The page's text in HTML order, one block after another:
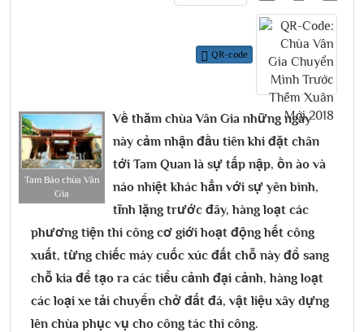
QR-code
Tam Bảo chùa Vân
Gia
Về thăm chùa Vân Gia những ngày
này cảm nhận đầu tiên khi đặt chân
tới Tam Quan là sự tấp nập, ồn ào và
náo nhiệt khác hẳn với sự yên bình,
tĩnh lặng trước đây, hàng loạt các
phương tiện thi công cơ giới hoạt động hết công
xuất, từng chiếc máy cuốc xúc đất chỗ này đổ sang
chỗ kia để tạo ra các tiểu cảnh đại cảnh, hàng loạt
các loại xe tải chuyển chở đất đá, vật liệu xây dựng
lên chùa phục vụ cho công tác thi công.